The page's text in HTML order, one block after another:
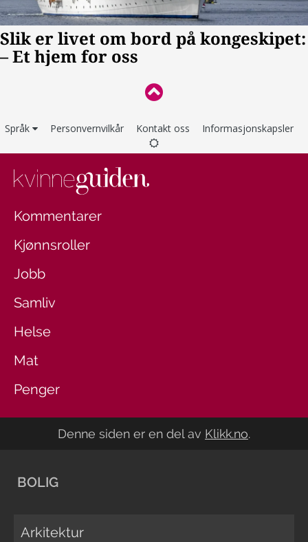
Språk Personvernvilkår Kontakt oss Informasjonskapsler
Kommentarer
Kjønnsroller
Jobb
Samliv
Helse
Mat
Penger
Denne siden er en del av Klikk.no.
BOLIG
Arkitektur